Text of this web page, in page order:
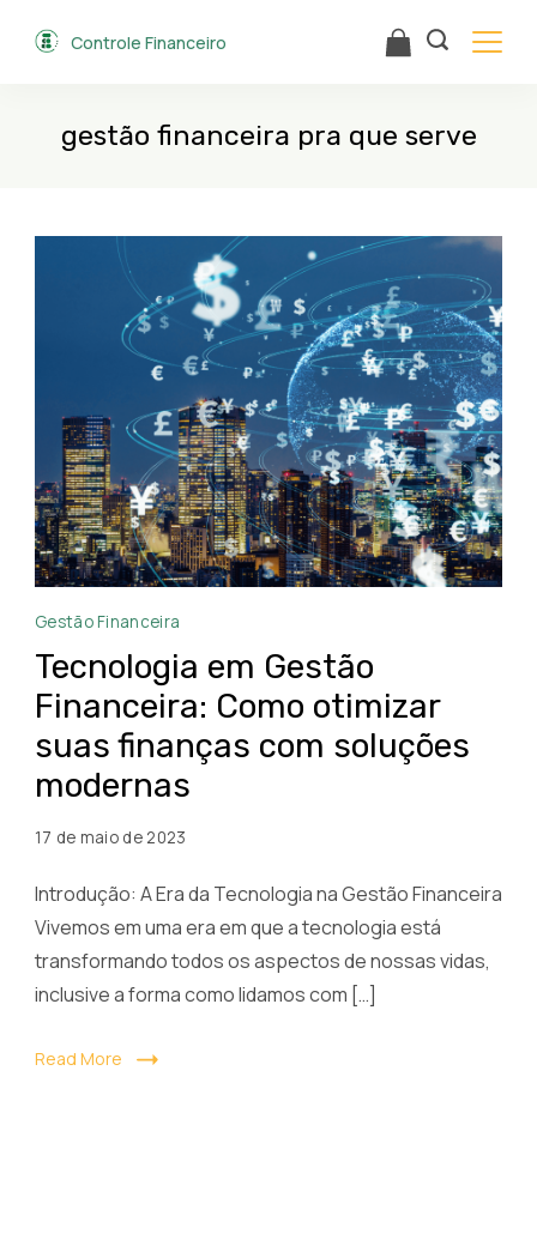
Controle Financeiro
gestão financeira pra que serve
Tecnologia
Gestão
Financeira
Como
otimizar
suas
finanças
soluções
modernas
Gestão Financeira
Tecnologia em Gestão
Financeira: Como otimizar
suas finanças com soluções
modernas
17 de maio de 2023
Introdução: A Era da Tecnologia na Gestão Financeira
Vivemos em uma era em que a tecnologia está
transformando todos os aspectos de nossas vidas,
inclusive a forma como lidamos com […]
Read More